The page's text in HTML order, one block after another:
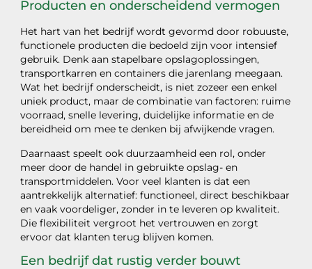
Producten en onderscheidend vermogen
Het hart van het bedrijf wordt gevormd door robuuste,
functionele producten die bedoeld zijn voor intensief
gebruik. Denk aan stapelbare opslagoplossingen,
transportkarren en containers die jarenlang meegaan.
Wat het bedrijf onderscheidt, is niet zozeer een enkel
uniek product, maar de combinatie van factoren: ruime
voorraad, snelle levering, duidelijke informatie en de
bereidheid om mee te denken bij afwijkende vragen.
Daarnaast speelt ook duurzaamheid een rol, onder
meer door de handel in gebruikte opslag- en
transportmiddelen. Voor veel klanten is dat een
aantrekkelijk alternatief: functioneel, direct beschikbaar
en vaak voordeliger, zonder in te leveren op kwaliteit.
Die flexibiliteit vergroot het vertrouwen en zorgt
ervoor dat klanten terug blijven komen.
Een bedrijf dat rustig verder bouwt